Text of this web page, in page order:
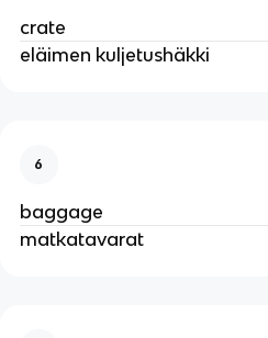
crate
eläimen kuljetushäkki
6
baggage
matkatavarat